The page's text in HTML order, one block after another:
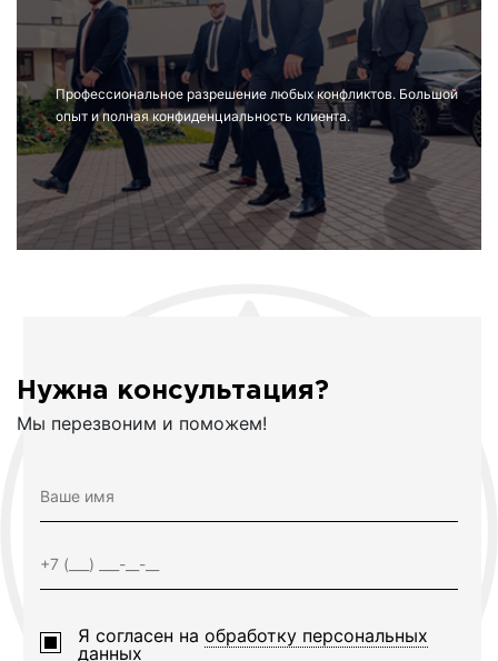
Профессиональное разрешение любых конфликтов. Большой
опыт и полная конфиденциальность клиента.
Нужна консультация?
Мы перезвоним и поможем!
Я согласен на обработку персональных
данных